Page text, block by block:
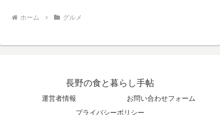
ホーム グルメ
長野の食と暮らし手帖
運営者情報
お問い合わせフォーム
プライバシーポリシー